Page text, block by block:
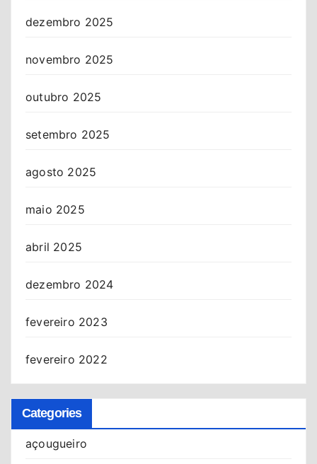
dezembro 2025
novembro 2025
outubro 2025
setembro 2025
agosto 2025
maio 2025
abril 2025
dezembro 2024
fevereiro 2023
fevereiro 2022
Categories
açougueiro